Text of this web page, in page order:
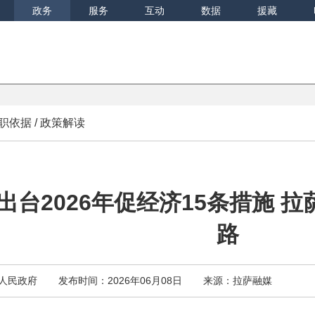
政务 服务 互动 数据 援藏
依据 /政策解读
台2026年促经济15条措施 拉
路
民政府 发布时间：2026年06月08日 来源：拉萨融媒